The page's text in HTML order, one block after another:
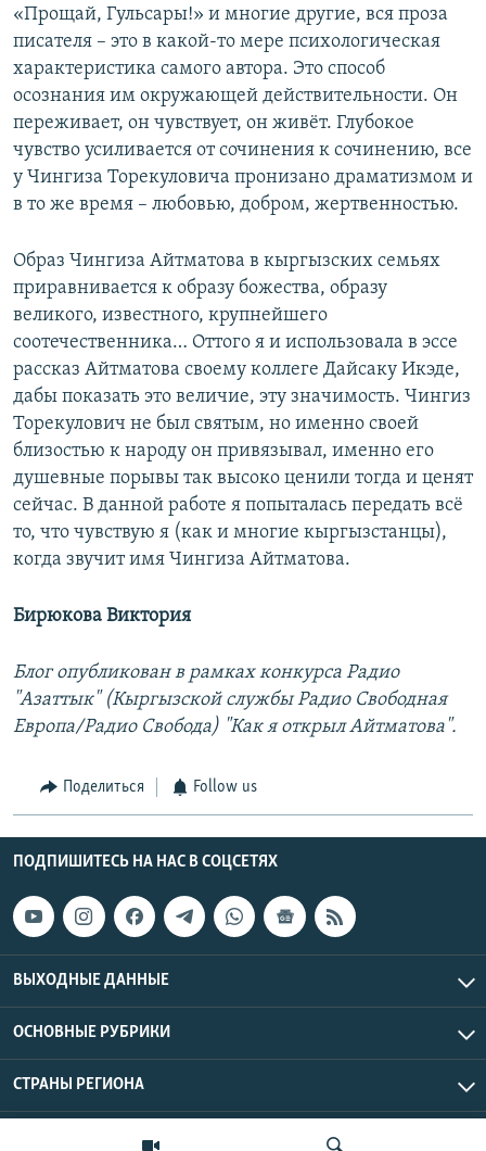
«Прощай, Гульсары!» и многие другие, вся проза
писателя – это в какой-то мере психологическая
характеристика самого автора. Это способ
осознания им окружающей действительности. Он
переживает, он чувствует, он живёт. Глубокое
чувство усиливается от сочинения к сочинению, все
у Чингиза Торекуловича пронизано драматизмом и
в то же время – любовью, добром, жертвенностью.
Образ Чингиза Айтматова в кыргызских семьях
приравнивается к образу божества, образу
великого, известного, крупнейшего
соотечественника… Оттого я и использовала в эссе
рассказ Айтматова своему коллеге Дайсаку Икэде,
дабы показать это величие, эту значимость. Чингиз
Торекулович не был святым, но именно своей
близостью к народу он привязывал, именно его
душевные порывы так высоко ценили тогда и ценят
сейчас. В данной работе я попыталась передать всё
то, что чувствую я (как и многие кыргызстанцы),
когда звучит имя Чингиза Айтматова.
Бирюкова Виктория
Блог опубликован в рамках конкурса Радио
"Азаттык" (Кыргызской службы Радио Свободная
Европа/Радио Свобода) "Как я открыл Айтматова".
Поделиться Follow us
ПОДПИШИТЕСЬ НА НАС В СОЦСЕТЯХ
ВЫХОДНЫЕ ДАННЫЕ
ОСНОВНЫЕ РУБРИКИ
СТРАНЫ РЕГИОНА
Азаттык Азия © 2026 RFE/RL, Inc. | Все права защищены.